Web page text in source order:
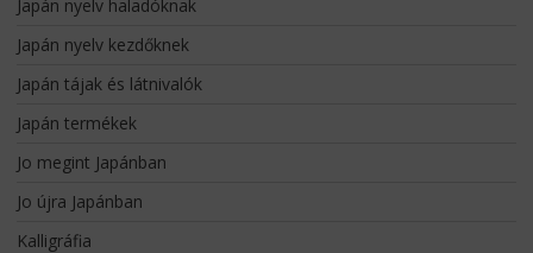
Japán nyelv haladóknak
Japán nyelv kezdőknek
Japán tájak és látnivalók
Japán termékek
Jo megint Japánban
Jo újra Japánban
Kalligráfia